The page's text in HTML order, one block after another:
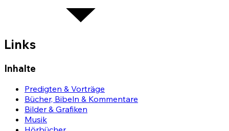
Links
Inhalte
Predigten & Vorträge
Bücher, Bibeln & Kommentare
Bilder & Grafiken
Musik